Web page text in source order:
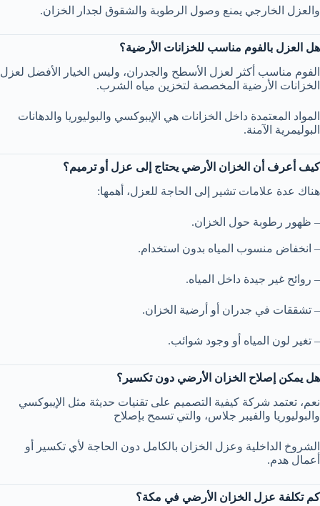
والعزل الخارجي يمنع وصول الرطوبة والشقوق لجدار الخزان.
هل العزل بالفوم مناسب للخزانات الأرضية؟
الفوم مناسب أكثر لعزل الأسطح والجدران، وليس الخيار الأفضل لعزل
الخزانات الأرضية المخصصة لتخزين مياه الشرب.
المواد المعتمدة داخل الخزانات هي الإيبوكسي والبوليوريا والدهانات
البوليمرية الآمنة.
كيف أعرف أن الخزان الأرضي يحتاج إلى عزل أو ترميم؟
هناك عدة علامات تشير إلى الحاجة للعزل، أهمها:
– ظهور رطوبة حول الخزان.
– انخفاض منسوب المياه بدون استخدام.
– روائح غير جيدة داخل المياه.
– تشققات في جدران أو أرضية الخزان.
– تغير لون المياه أو وجود شوائب.
هل يمكن إصلاح الخزان الأرضي دون تكسير؟
نعم، تعتمد شركة كيفية التصميم على تقنيات حديثة مثل الإيبوكسي
والبوليوريا والفيبر جلاس، والتي تسمح بإصلاح
الشروخ الداخلية وعزل الخزان بالكامل دون الحاجة لأي تكسير أو
أعمال هدم.
كم تكلفة عزل الخزان الأرضي في مكة؟